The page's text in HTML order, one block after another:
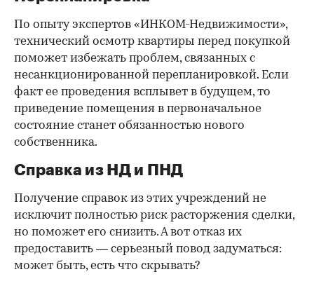
По опыту экспертов «ИНКОМ-Недвижимости»,
технический осмотр квартиры перед покупкой
поможет избежать проблем, связанных с
несанкционированной перепланировкой. Если
факт ее проведения всплывет в будущем, то
приведение помещения в первоначальное
состояние станет обязанностью нового
собственника.
Справка из НД и ПНД
Получение справок из этих учреждений не
исключит полностью риск расторжения сделки,
но поможет его снизить. А вот отказ их
предоставить — серьезный повод задуматься:
может быть, есть что скрывать?